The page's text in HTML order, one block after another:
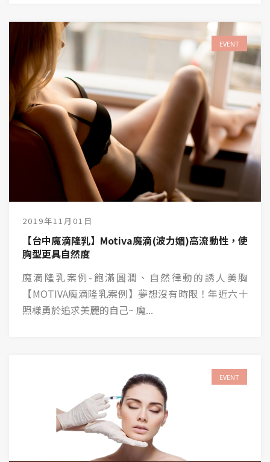
EVENT
2019年11月01日
【台中魔滴隆乳】Motiva魔滴(波力媚)高流動性，使
胸型更具自然度
魔滴隆乳案例-飽滿圓潤、自然律動的誘人美胸
【MOTIVA魔滴隆乳案例】夢想沒有時限！年近六十
照樣勇於追求美麗的自己~ 魔...
EVENT